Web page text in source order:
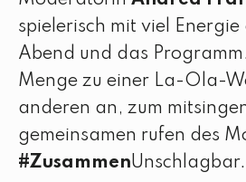
spielerisch mit viel Energie
Abend und das
Menge zu einer La-Ola-
anderen an, zum
gemeinsamen rufen des
#ZusammenUnschlagbar.